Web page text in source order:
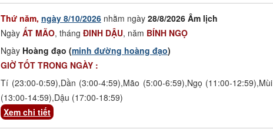
Thứ năm, ngày 8/10/2026 nhằm ngày 28/8/2026 Âm lịch
Ngày ẤT MÃO, tháng ĐINH DẬU, năm BÍNH NGỌ
Ngày Hoàng đạo (minh đường hoàng đạo)
GIỜ TỐT TRONG NGÀY :
Tí (23:00-0:59),Dần (3:00-4:59),Mão (5:00-6:59),Ngọ (11:00-12:59),Mùi
(13:00-14:59),Dậu (17:00-18:59)
Xem chi tiết